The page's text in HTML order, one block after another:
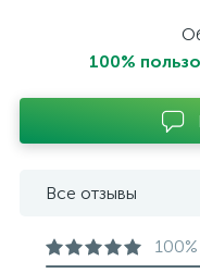
100%
Все отзывы
100%